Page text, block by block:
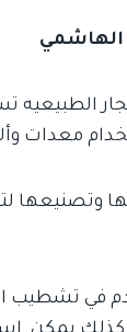
الهاشمي
الطبيعيه
معدات
وتصنيعها
في تشطيب